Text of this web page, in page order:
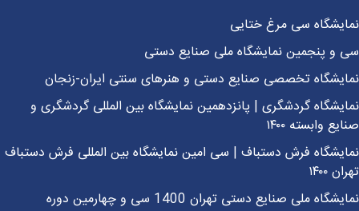
سی مرغ ختایی
و پنجمین نمایشگاه ملی صنایع دستی
تخصصی صنایع دستی و هنرهای سنتی ایران-زنجان
گردشگری | پانزدهمین نمایشگاه بین المللی گردشگری و
وابسته ۱۴۰۰
فرش دستباف | سی امین نمایشگاه بین المللی فرش دستباف
۱۴۰۰
ملی صنایع دستی تهران 1400 سی و چهارمین دوره